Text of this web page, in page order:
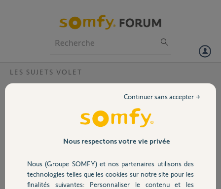
Volet
Sécurité
LES SUJETS VOLET
Comment décoincer les flasques ?
comment décoincer les flasques sur un mécanisme coincé ? les
flasques semblent fixées au tube par un rivet et en plus ce rivet est en
position vers le haut. Impossible de faire tourner l'ensemble. Je
n'arrive pas à présenter les rivets (ou vis?) face à moi.
Léopold R.
Nous respectons votre vie privée
Nous (Groupe SOMFY) et nos partenaires utilisons des
technologies telles que les cookies sur notre site pour les
finalités suivantes: Personnaliser le contenu et les
Continuer sans accepter →